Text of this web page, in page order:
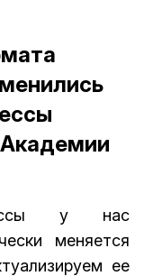
у нас
меняется
ее